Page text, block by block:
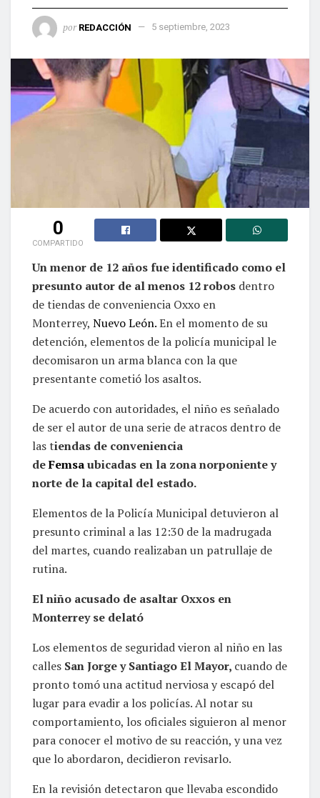
por REDACCIÓN 5 septiembre, 2023
0
COMPARTIDO
Un menor de 12 años fue identificado como el
presunto autor de al menos 12 robos dentro
de tiendas de conveniencia Oxxo en
Monterrey, Nuevo León.En el momento de su
detención, elementos de la policía municipal le
decomisaron un arma blanca con la que
presentante cometió los asaltos.
De acuerdo con autoridades, el niño es señalado
de ser el autor de una serie de atracos dentro de
las tiendas de conveniencia
deFemsaubicadas en la zona norponiente y
norte de la capital del estado.
Elementos de la Policía Municipal detuvieron al
presunto criminal a las 12:30 de la madrugada
del martes, cuando realizaban un patrullaje de
rutina.
El niño acusado de asaltar Oxxos en
Monterrey se delató
Los elementos de seguridad vieron al niño en las
calles San Jorge y Santiago El Mayor, cuando de
pronto tomó una actitud nerviosa y escapó del
lugar para evadir a los policías. Al notar su
comportamiento, los oficiales siguieron al menor
para conocer el motivo de su reacción, y una vez
que lo abordaron, decidieron revisarlo.
En la revisión detectaron que llevaba escondido